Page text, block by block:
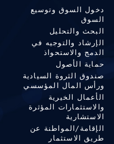
دخول السوق وتوسيع
السوق
البحث والتحليل
الإرشاد والتوجيه في
الدمج والاستحواذ
حماية الأصول
صندوق الثروة السيادية
ورأس المال المؤسسي
الأعمال الخيرية
والاستثمارات المؤثرة
الاستشارية
الإقامة/المواطنة عن
طريق الاستثمار